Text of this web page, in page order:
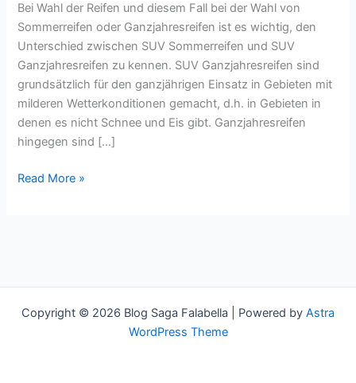
Bei Wahl der Reifen und diesem Fall bei der Wahl von
Sommerreifen oder Ganzjahresreifen ist es wichtig, den
Unterschied zwischen SUV Sommerreifen und SUV
Ganzjahresreifen zu kennen. SUV Ganzjahresreifen sind
grundsätzlich für den ganzjährigen Einsatz in Gebieten mit
milderen Wetterkonditionen gemacht, d.h. in Gebieten in
denen es nicht Schnee und Eis gibt. Ganzjahresreifen
hingegen sind […]
Ganzjahresreifen
Kaufen?
Read More »
Copyright © 2026 Blog Saga Falabella | Powered by Astra
WordPress Theme